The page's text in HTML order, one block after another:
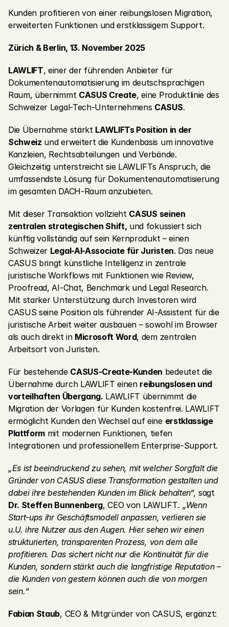
Kunden profitieren von einer reibungslosen Migration,
erweiterten Funktionen und erstklassigem Support.
Zürich & Berlin, 13. November 2025
LAWLIFT, einer der führenden Anbieter für
Dokumentenautomatisierung im deutschsprachigen
Raum, übernimmt CASUS Create, eine Produktlinie des
Schweizer Legal-Tech-Unternehmens CASUS.
Die Übernahme stärkt LAWLIFTs Position in der
Schweiz und erweitert die Kundenbasis um innovative
Kanzleien, Rechtsabteilungen und Verbände.
Gleichzeitig unterstreicht sie LAWLIFTs Anspruch, die
umfassendste Lösung für Dokumentenautomatisierung
im gesamten DACH-Raum anzubieten.
Mit dieser Transaktion vollzieht CASUS seinen
zentralen strategischen Shift, und fokussiert sich
künftig vollständig auf sein Kernprodukt – einen
Schweizer Legal-AI-Associate für Juristen. Das neue
CASUS bringt künstliche Intelligenz in zentrale
juristische Workflows mit Funktionen wie Review,
Proofread, AI-Chat, Benchmark und Legal Research.
Mit starker Unterstützung durch Investoren wird
CASUS seine Position als führender AI-Assistent für die
juristische Arbeit weiter ausbauen – sowohl im Browser
als auch direkt in Microsoft Word, dem zentralen
Arbeitsort von Juristen.
Für bestehende CASUS-Create-Kunden bedeutet die
Übernahme durch LAWLIFT einen reibungslosen und
vorteilhaften Übergang. LAWLIFT übernimmt die
Migration der Vorlagen für Kunden kostenfrei. LAWLIFT
ermöglicht Kunden den Wechsel auf eine erstklassige
Plattform mit modernen Funktionen, tiefen
Integrationen und professionellem Enterprise-Support.
„Es ist beeindruckend zu sehen, mit welcher Sorgfalt die
Gründer von CASUS diese Transformation gestalten und
dabei ihre bestehenden Kunden im Blick behalten“,
sagt
Dr. Steffen Bunnenberg, CEO von LAWLIFT. „Wenn
Start-ups ihr Geschäftsmodell anpassen, verlieren sie
u.U. ihre Nutzer aus den Augen. Hier sehen wir einen
strukturierten, transparenten Prozess, von dem alle
profitieren. Das sichert nicht nur die Kontinuität für die
Kunden, sondern stärkt auch die langfristige Reputation –
die Kunden von gestern können auch die von morgen
sein.“
Fabian Staub, CEO & Mitgründer von CASUS, ergänzt: